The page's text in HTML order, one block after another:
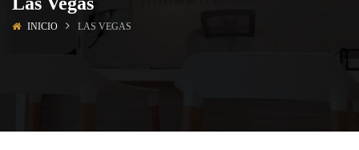
INICIO LAS VEGAS